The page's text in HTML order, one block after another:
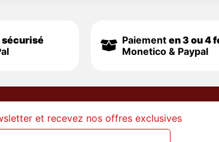
sécurisé
Paiement en 3 ou 4
Monetico & Paypal
et recevez nos offres exclusives